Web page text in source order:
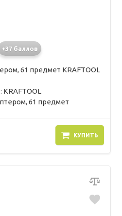
+37 баллов
61 предмет KRAFTOOL
61 предмет
КУПИТЬ